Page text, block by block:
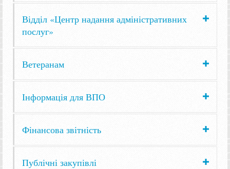
Відділ «Центр надання адміністративних
послуг»
Ветеранам
Інформація для ВПО
Фінансова звітність
Публічні закупівлі